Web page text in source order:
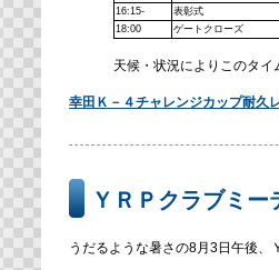
16:15-
表彰式
18:00
ゲートクローズ
天候・状況によりこのタイ
幸田Ｋ－４チャレンジカップ耐久
ＹＲＰクラブミ
うだるような暑さの8月3日午後、